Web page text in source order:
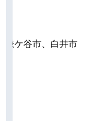
鎌ケ谷市、白井市